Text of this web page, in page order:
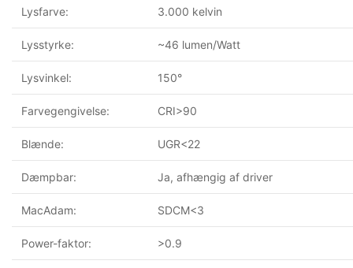
Lysfarve: 3.000 kelvin
Lysstyrke: ~46 lumen/Watt
Lysvinkel: 150°
Farvegengivelse: CRI>90
Blænde: UGR<22
Dæmpbar: Ja, afhængig af driver
MacAdam: SDCM<3
Power-faktor: >0.9